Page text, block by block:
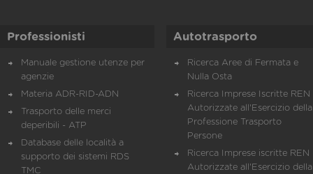
Professionisti
Manuale gestione utenze per
agenzie
Materia ADR-RID-ADN
Trasporto delle merci
deperibili - ATP
Database delle località a
supporto dei sistemi RDS
TMC
Autotrasporto
Ricerca Aree di Fermata e
Nulla Osta
Ricerca Imprese Iscritte REN
Autorizzate all'Esercizio della
Professione Trasporto
Persone
Ricerca Imprese iscritte REN
Autorizzate all'Esercizio della